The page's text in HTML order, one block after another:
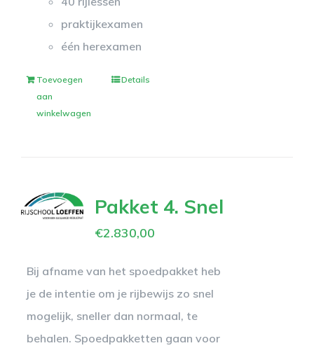
praktijkexamen
één herexamen
Toevoegen
aan
winkelwagen
Details
Pakket 4. Snel
€2.830,00
Bij afname van het spoedpakket heb
je de intentie om je rijbewijs zo snel
mogelijk, sneller dan normaal, te
behalen. Spoedpakketten gaan voor